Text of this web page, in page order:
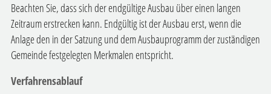
Beachten Sie, dass sich der endgültige Ausbau über einen langen
Zeitraum erstrecken kann. Endgültig ist der Ausbau erst, wenn die
Anlage den in der Satzung und dem Ausbauprogramm der zuständigen
Gemeinde festgelegten Merkmalen entspricht.
Verfahrensablauf